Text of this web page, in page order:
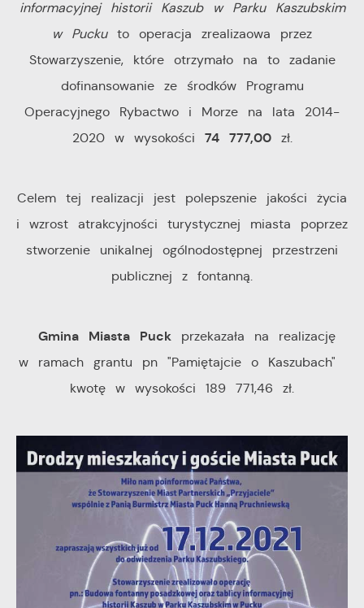
informacyjnej historii Kaszub w Parku Kaszubskim
w Pucku to operacja zrealizaowa przez
Stowarzyszenie, które otrzymało na to zadanie
dofinansowanie ze środków Programu
Operacyjnego Rybactwo i Morze na lata 2014-
2020 w wysokości 74 777,00zł.
Celem tej realizacji jest polepszenie jakości życia
i wzrost atrakcyjności turystycznej miasta poprzez
stworzenie unikalnej ogólnodostępnej przestrzeni
publicznej z fontanną.
Gmina Miasta Puck przekazała na realizację
w ramach grantu pn "Pamiętajcie o Kaszubach"
kwotę w wysokości 189 771,46 zł.
Cookies analityczne pozwalają na uzyskanie informacji
w zakresie wykorzystywania witryny internetowej,
nasze serwisy www. Dane pozwalają nam na ocenę
naszych serwisów internetowych pod względem ich
popularności wśród użytkowników. Zgromadzone
gwarantuje dostępność wszystkich funkcjonalności.
Więcej
Reklamowe
najciekawsze informacje i aktualności na stronach
upodobań oraz Twoich zwyczajów dotyczących
przeglądanej witryny internetowej. Treści promocyjne
pośredników prezentujących nasze treści w postaci
wiadomości, ofert, komunikatów mediów
Więcej